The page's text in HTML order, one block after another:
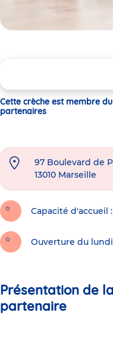
Cette crèche est membre
partenaires
97 Boulevard de
13010 Marseille
Capacité d'accueil
Ouverture du
Présentation de
partenaire